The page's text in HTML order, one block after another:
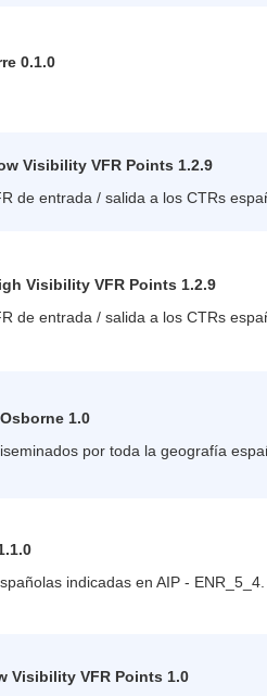
0.1.0
Visibility VFR Points 1.2.9
de entrada / salida a los CTRs
Visibility VFR Points 1.2.9
de entrada / salida a los CTRs
1.0
por toda la geografía
indicadas en AIP -
Visibility VFR Points 1.0